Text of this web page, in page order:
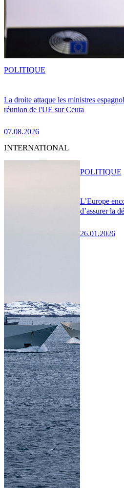
La droite attaque les ministres
réunion de l'UE sur Ceuta
07.08.2026
POLITIQUE
INTERNATIONAL
L’Europe
d’assurer la
26.01.2026
POLITIQUE